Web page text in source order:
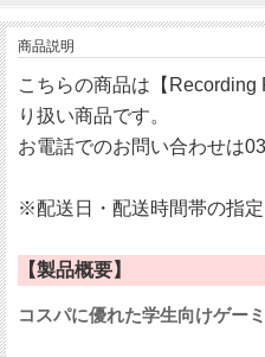
商品説明
こちらの商品は【Recording
り扱い商品です。
お電話でのお問い合わせは
※配送日・配送時間帯の指定
【製品概要】
コスパに優れた学生向けゲー